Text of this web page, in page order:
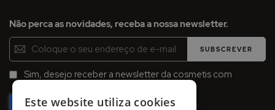
Não perca as novidades, receba a nossa newsletter.
Inscreva-
se
na
Newsletter:
SUBSCREVER
Sim, desejo receber a newsletter da cosmetis com
Este website utiliza cookies